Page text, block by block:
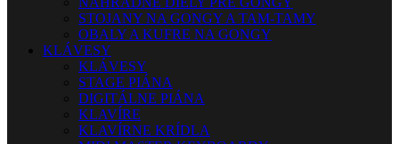
STOJANY NA GONGY A TAM-TAMY
OBALY A KUFRE NA GONGY
KLÁVESY
KLÁVESY
STAGE PIÁNA
DIGITÁLNE PIÁNA
KLAVÍRE
KLAVÍRNE KRÍDLA